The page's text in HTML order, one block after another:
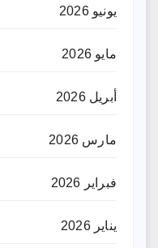
يونيو 2026
مايو 2026
أبريل 2026
مارس 2026
فبراير 2026
يناير 2026